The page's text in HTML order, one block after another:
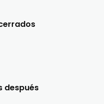
después